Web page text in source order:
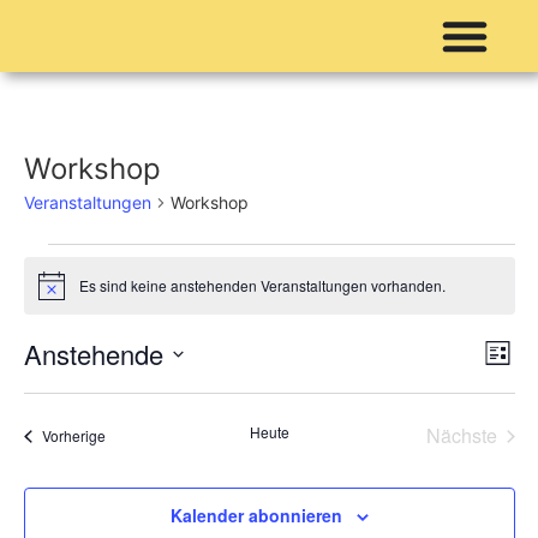
Workshop
Veranstaltungen Workshop
HinweisEs sind keine anstehenden Veranstaltungen vorhanden.
Liste
Anstehende
wählen.
VorherigeVeranstaltungen Heute Nächste
Kalender abonnieren